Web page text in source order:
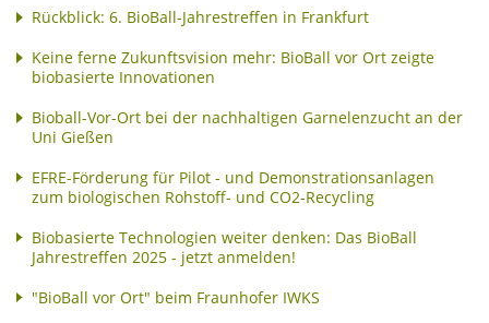
Rückblick: 6. BioBall-Jahrestreffen in Frankfurt
Keine ferne Zukunftsvision mehr: BioBall vor Ort zeigte
biobasierte Innovationen
Bioball-Vor-Ort bei der nachhaltigen Garnelenzucht an der
Uni Gießen
EFRE-Förderung für Pilot - und Demonstrationsanlagen
zum biologischen Rohstoff- und CO2-Recycling
Biobasierte Technologien weiter denken: Das BioBall
Jahrestreffen 2025 - jetzt anmelden!
"BioBall vor Ort" beim Fraunhofer IWKS